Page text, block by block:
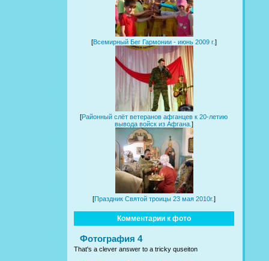
[Всемирный Бег Гармонии - июнь 2009 г.]
[Районный слёт ветеранов афганцев к 20-летию
вывода войск из Афгана. ]
[Праздник Святой троицы 23 мая 2010г.]
Комментарии к фото
Фотография 4
That's a clever answer to a tricky quseiton